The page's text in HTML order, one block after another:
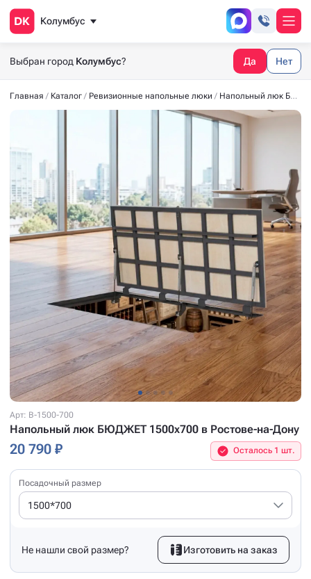
Колумбус
Выбран город Колумбус? Да Нет
Главная Каталог Ревизионные напольные люки Напольный люк БЮДЖЕТ 1500x700
Арт: B-1500-700
Напольный люк БЮДЖЕТ 1500x700 в Ростове-на-Дону
20 790 ₽ Осталось 1 шт.
Посадочный размер
1500*700
Не нашли свой размер? Изготовить на заказ